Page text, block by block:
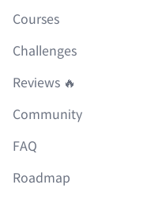
Courses
Challenges
Reviews 🔥
Community
FAQ
Roadmap